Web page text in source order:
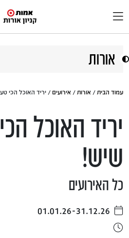
אורות
עמוד הבית / אורות / אירועים / יריד האוכל הכי
יריד האוכל
שיש!
כל האירועים